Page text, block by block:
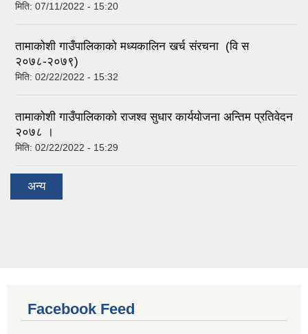
मिति: 07/11/2022 - 15:20
तामाकोशी गाउँपालिकाको मध्यकालिन खर्च संरचना (वि स
२०७८-२०७९)
मिति: 02/22/2022 - 15:32
तामाकोशी गाउँपालिकाको राजश्व सुधार कार्ययोजना अन्तिम प्रतिवेदन
२०७८ ।
मिति: 02/22/2022 - 15:29
अन्य
Facebook Feed